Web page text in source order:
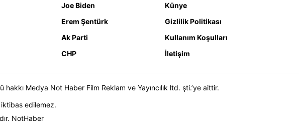
Joe Biden
Erem Şentürk
Ak Parti
CHP
Künye
Gizlilik Politikası
Kullanım Koşulları
İletişim
Medya Not Haber Film Reklam ve Yayıncılık ltd. şti.’ye aittir.
edilemez.
NotHaber